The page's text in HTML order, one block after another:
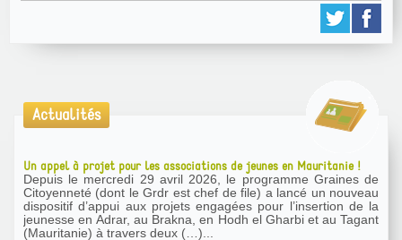
Actualités
Un appel à projet pour les associations de jeunes en Mauritanie !
Depuis le mercredi 29 avril 2026, le programme Graines de
Citoyenneté (dont le Grdr est chef de file) a lancé un nouveau
dispositif d’appui aux projets engagées pour l’insertion de la
jeunesse en Adrar, au Brakna, en Hodh el Gharbi et au Tagant
(Mauritanie) à travers deux (…)...